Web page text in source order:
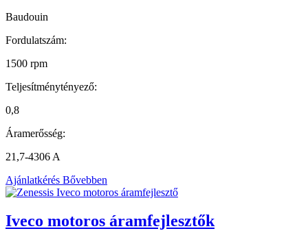
Baudouin
Fordulatszám:
1500 rpm
Teljesítménytényező:
0,8
Áramerősség:
21,7-4306 A
Ajánlatkérés Bővebben
Iveco motoros áramfejlesztők